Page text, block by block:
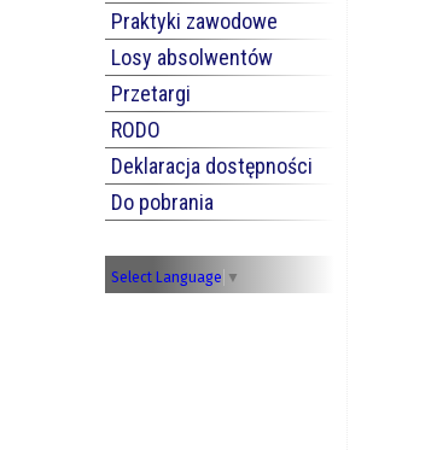
Praktyki zawodowe
Losy absolwentów
Przetargi
RODO
Deklaracja dostępności
Do pobrania
Select Language ▼